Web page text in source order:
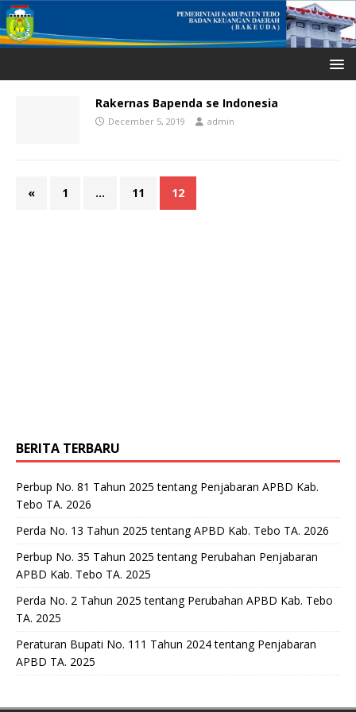
Rakernas Bapenda se Indonesia
December 5, 2019 admin
« 1 … 11 12
BERITA TERBARU
Perbup No. 81 Tahun 2025 tentang Penjabaran APBD Kab.
Tebo TA. 2026
Perda No. 13 Tahun 2025 tentang APBD Kab. Tebo TA. 2026
Perbup No. 35 Tahun 2025 tentang Perubahan Penjabaran
APBD Kab. Tebo TA. 2025
Perda No. 2 Tahun 2025 tentang Perubahan APBD Kab. Tebo
TA. 2025
Peraturan Bupati No. 111 Tahun 2024 tentang Penjabaran
APBD TA. 2025